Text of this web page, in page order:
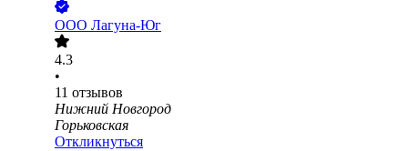
ООО Лагуна-Юг
4.3
•
11 отзывов
Нижний Новгород
Горьковская
Откликнуться